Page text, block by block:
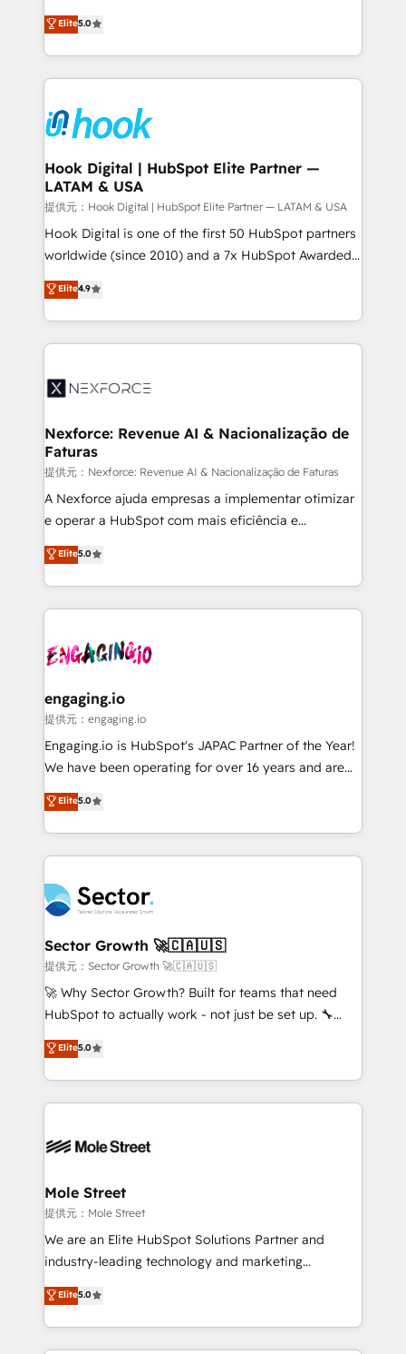
HubSpot partners 🔄 Top 5% globally in client
retention 📅 8+ years of consistent results since 2017
move beyond spreadsheets into unified systems
that drive real business results.
achieve real growth. We specialize in delivering
tailored solutions that drive results by leveraging
HubSpot’s platform and data to fuel success.
Technical Solutions: - HubSpot Technical Consulting -
Onboarding - Data Migration & Integrations -
Technical Audit & Optimization Strategic Solutions: -
Revenue Operations - Inbound Marketing -
Outbound Marketing - HubSpot CMS Website
Design & Development We empower our clients to
reach their full potential by providing transparent,
relationship-driven support. With over 300 HubSpot
technical know-how and strategic guidance you
need to succeed.
Elite5.0
Hook Digital | HubSpot Elite Partner —
LATAM & USA
提供元：Hook Digital | HubSpot Elite Partner — LATAM & USA
Hook Digital is one of the first 50 HubSpot partners
worldwide (since 2010) and a 7x HubSpot Awarded
Elite Partner. With 500+ projects across the U.S.,
Brazil, and LATAM, we combine global expertise with
regional experience. Today, we are Brazil’s largest
HubSpot Elite Partner—trusted by companies across
Implementation & Migration Onboarding across all
Station, Freshdesk, Intercom, and more. Custom
objects, automations, and integrations built for
growth. 🚀 AI-Driven GTM Orchestration Unify
HubSpot with LinkedIn, WhatsApp, email, paid
media, and AI voice to drive pipeline. 🤖 AI Custom
prospecting, follow-ups, service triage, and
knowledge retrieval—built in HubSpot. ⚡ Fast-Track
advanced optimization & adoption 📍 São Paulo, BR
• Des Moines, IA • New York, NY
Elite4.9
Nexforce: Revenue AI & Nacionalização de
Faturas
提供元：Nexforce: Revenue AI & Nacionalização de Faturas
A Nexforce ajuda empresas a implementar otimizar
e operar a HubSpot com mais eficiência e
previsibilidade de receita. Combinamos Revenue
Operations (RevOps) e Inteligência Artificial para
estruturar processos integrar sistemas organizar
dados e automatizar operações. O objetivo é
operacional de receita conectando equipes
Também somos distribuidores oficiais da HubSpot
e de mais de 150 softwares globais permitindo
contratar e pagar a HubSpot em reais com nota
fiscal no Brasil e gerar economia de até 50% na
Oferecemos ainda agentes de IA especializados em
HubSpot que automatizam tarefas executam rotinas
empresas em 13 países utilizam a Nexforce. Somos
a maior parceira da HubSpot na América Latina e
líder no ranking global de sucesso do cliente da
HubSpot.
Elite5.0
engaging.io
提供元：engaging.io
Engaging.io is HubSpot's JAPAC Partner of the Year!
We have been operating for over 16 years and are
one of HubSpot's most experienced and technically
capable Agency Partners globally. We specialise in
complex CRM migrations, implementations,
integrations, custom CMS portal development,
businesses. Our teams are based in North America
and APAC. We are HubSpot's top-ranked Advanced
Implementation Certified Partner and we contribute
to their advisory council. We strive to do 'good work
with good people' and have worked with incredible
brands. You can see some of them on our website,
Elite5.0
Sector Growth 🚀🇨🇦🇺🇸
提供元：Sector Growth 🚀🇨🇦🇺🇸
🚀 Why Sector Growth? Built for teams that need
HubSpot to actually work - not just be set up. 🔧
HubSpot Experts: Onboarding, migrations,
automation, and training built for adoption. ⚡ Highly
Technical Execution: ERP, EMR and Custom
Integrations; complex builds delivered in weeks, not
workflows; automation agents; process optimization
Healthcare: HIPAA implementations; secure data
workflows 💼 Financial Services: compliant
workflows; audit-ready reporting ⚖️ Legal: client
intake; pipeline and document workflows 🛒 E-
revenue automation 🏢 Real Estate: deal pipelines;
portfolio and lifecycle management 🏭
Elite5.0
Mole Street
提供元：Mole Street
We are an Elite HubSpot Solutions Partner and
industry-leading technology and marketing
consultancy. Our focus is on enterprise and mid-
market B2B companies globally that want a strategic
approach to execute their goals through creative
applications of our solutions; Technical HubSpot
Elite5.0